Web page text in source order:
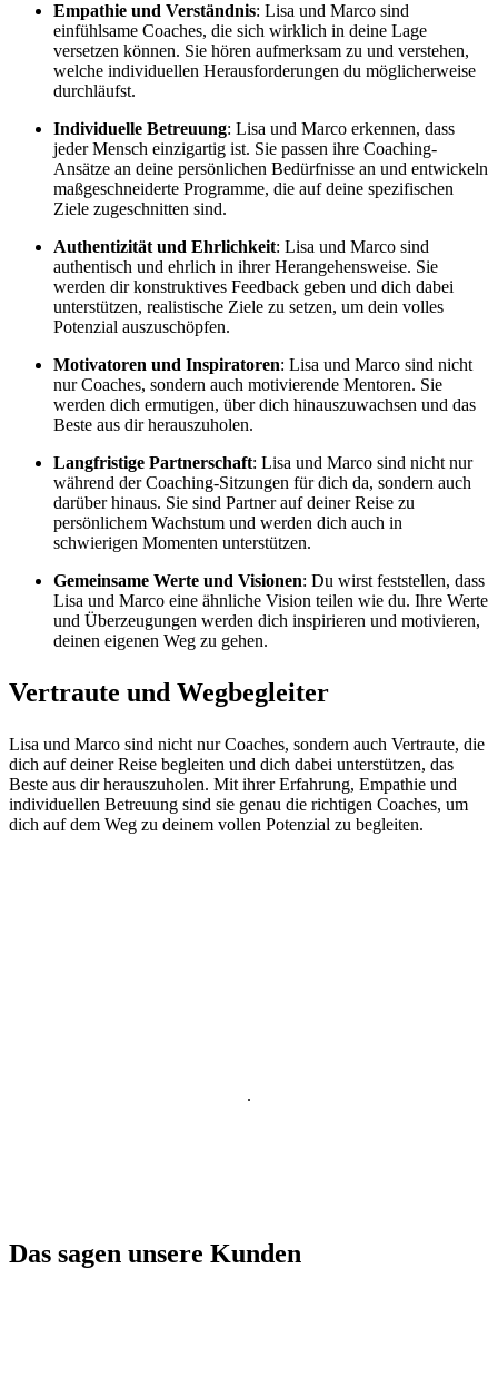
Empathie und Verständnis: Lisa und Marco sind
einfühlsame Coaches, die sich wirklich in deine Lage
versetzen können. Sie hören aufmerksam zu und verstehen,
welche individuellen Herausforderungen du möglicherweise
durchläufst.
Individuelle Betreuung: Lisa und Marco erkennen, dass
jeder Mensch einzigartig ist. Sie passen ihre Coaching-
Ansätze an deine persönlichen Bedürfnisse an und entwickeln
maßgeschneiderte Programme, die auf deine spezifischen
Ziele zugeschnitten sind.
Authentizität und Ehrlichkeit: Lisa und Marco sind
authentisch und ehrlich in ihrer Herangehensweise. Sie
werden dir konstruktives Feedback geben und dich dabei
unterstützen, realistische Ziele zu setzen, um dein volles
Potenzial auszuschöpfen.
Motivatoren und Inspiratoren: Lisa und Marco sind nicht
nur Coaches, sondern auch motivierende Mentoren. Sie
werden dich ermutigen, über dich hinauszuwachsen und das
Beste aus dir herauszuholen.
Langfristige Partnerschaft: Lisa und Marco sind nicht nur
während der Coaching-Sitzungen für dich da, sondern auch
darüber hinaus. Sie sind Partner auf deiner Reise zu
persönlichem Wachstum und werden dich auch in
schwierigen Momenten unterstützen.
Gemeinsame Werte und Visionen: Du wirst feststellen, dass
Lisa und Marco eine ähnliche Vision teilen wie du. Ihre Werte
und Überzeugungen werden dich inspirieren und motivieren,
deinen eigenen Weg zu gehen.
Vertraute und Wegbegleiter
Lisa und Marco sind nicht nur Coaches, sondern auch Vertraute, die
dich auf deiner Reise begleiten und dich dabei unterstützen, das
Beste aus dir herauszuholen. Mit ihrer Erfahrung, Empathie und
individuellen Betreuung sind sie genau die richtigen Coaches, um
dich auf dem Weg zu deinem vollen Potenzial zu begleiten.
.
Das sagen unsere Kunden